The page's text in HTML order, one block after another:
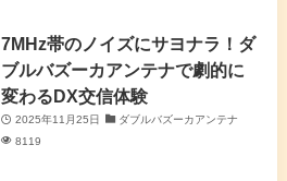
7MHz帯のノイズにサヨナラ！ダ
ブルバズーカアンテナで劇的に
変わるDX交信体験
2025年11月25日
ダブルバズーカアンテナ
8119